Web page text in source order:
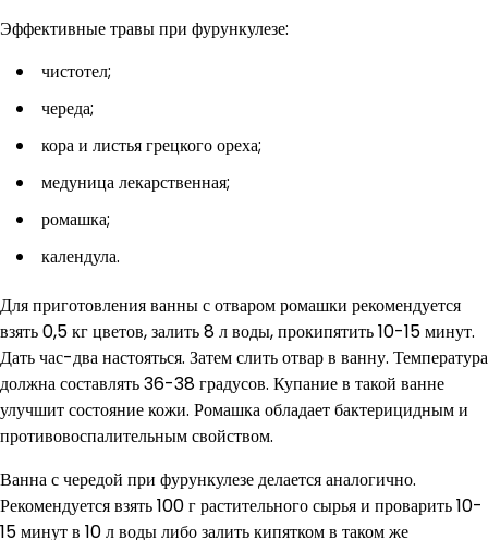
Эффективные травы при фурункулезе:
чистотел;
череда;
кора и листья грецкого ореха;
медуница лекарственная;
ромашка;
календула.
Для приготовления ванны с отваром ромашки рекомендуется
взять 0,5 кг цветов, залить 8 л воды, прокипятить 10-15 минут.
Дать час-два настояться. Затем слить отвар в ванну. Температура
должна составлять 36-38 градусов. Купание в такой ванне
улучшит состояние кожи. Ромашка обладает бактерицидным и
противовоспалительным свойством.
Ванна с чередой при фурункулезе делается аналогично.
Рекомендуется взять 100 г растительного сырья и проварить 10-
15 минут в 10 л воды либо залить кипятком в таком же